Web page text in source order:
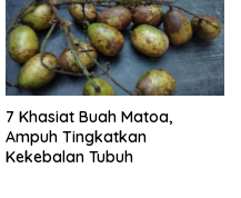
7 Khasiat Buah Matoa,
Ampuh Tingkatkan
Kekebalan Tubuh